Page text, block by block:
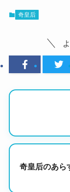
奇皇后
奇皇后のあら